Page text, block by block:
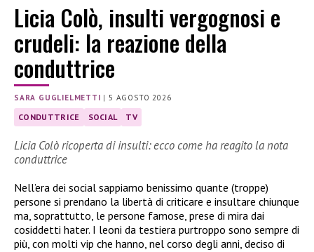
Licia Colò, insulti vergognosi e
crudeli: la reazione della
conduttrice
SARA GUGLIELMETTI |5 AGOSTO 2026
CONDUTTRICE SOCIAL TV
Licia Colò ricoperta di insulti: ecco come ha reagito la nota
conduttrice
Nell’era dei social sappiamo benissimo quante (troppe)
persone si prendano la libertà di criticare e insultare chiunque
ma, soprattutto, le persone famose, prese di mira dai
cosiddetti hater. I leoni da testiera purtroppo sono sempre di
più, con molti vip che hanno, nel corso degli anni, deciso di